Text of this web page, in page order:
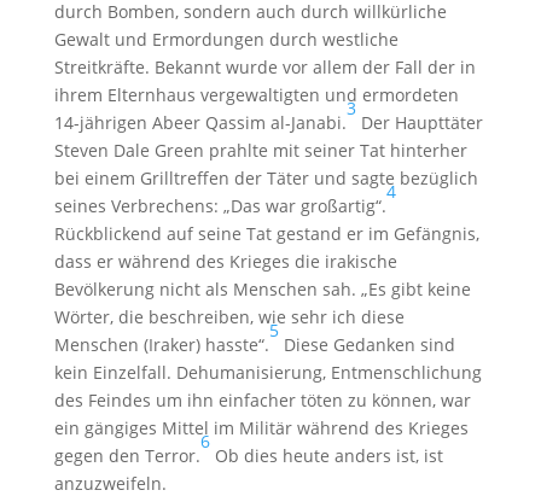
durch Bomben, sondern auch durch willkürliche
Gewalt und Ermordungen durch westliche
Streitkräfte. Bekannt wurde vor allem der Fall der in
ihrem Elternhaus vergewaltigten und ermordeten
14-jährigen Abeer Qassim al-Janabi.
3
Der Haupttäter
Steven Dale Green prahlte mit seiner Tat hinterher
bei einem Grilltreffen der Täter und sagte bezüglich
seines Verbrechens: „Das war großartig“.
4
Rückblickend auf seine Tat gestand er im Gefängnis,
dass er während des Krieges die irakische
Bevölkerung nicht als Menschen sah. „Es gibt keine
Wörter, die beschreiben, wie sehr ich diese
Menschen (Iraker) hasste“.
5
Diese Gedanken sind
kein Einzelfall. Dehumanisierung, Entmenschlichung
des Feindes um ihn einfacher töten zu können, war
ein gängiges Mittel im Militär während des Krieges
gegen den Terror.
6
Ob dies heute anders ist, ist
anzuzweifeln.